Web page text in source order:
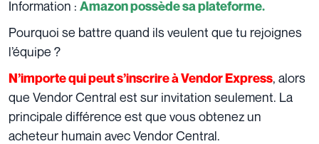
Information : Amazon possède sa plateforme.
Pourquoi se battre quand ils veulent que tu rejoignes
l’équipe ?
N’importe qui peut s’inscrire à Vendor Express, alors
que Vendor Central est sur invitation seulement. La
principale différence est que vous obtenez un
acheteur humain avec Vendor Central.